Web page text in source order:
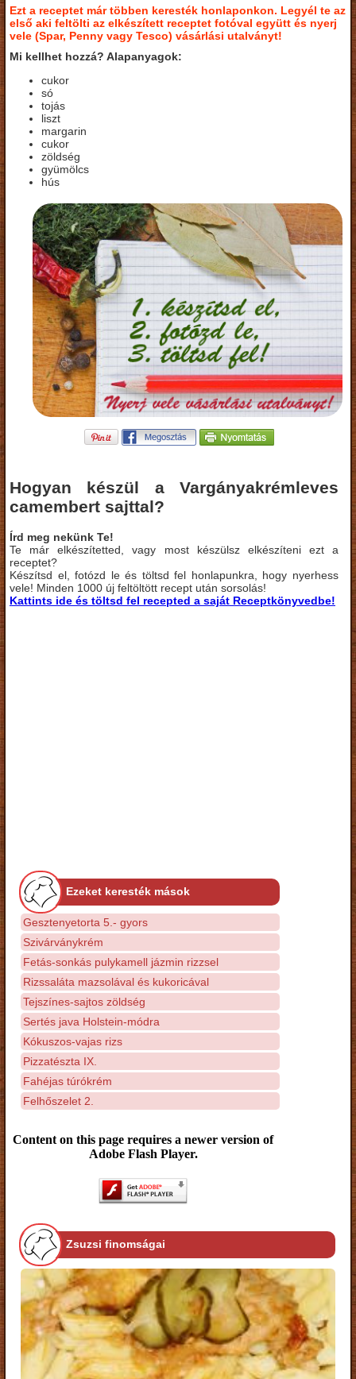
Ezt a receptet már többen keresték honlaponkon. Legyél te az
első aki feltölti az elkészített receptet fotóval együtt és nyerj
vele (Spar, Penny vagy Tesco) vásárlási utalványt!
Mi kellhet hozzá? Alapanyagok:
cukor
só
tojás
liszt
margarin
cukor
zöldség
gyümölcs
hús
Hogyan készül a Vargányakrémleves
camembert sajttal?
Írd meg nekünk Te!
Te már elkészítetted, vagy most készülsz elkészíteni ezt a
receptet?
Készítsd el, fotózd le és töltsd fel honlapunkra, hogy nyerhess
vele! Minden 1000 új feltöltött recept után sorsolás!
Kattints ide és töltsd fel recepted a saját Receptkönyvedbe!
Ezeket keresték mások
Gesztenyetorta 5.- gyors
Szivárványkrém
Fetás-sonkás pulykamell jázmin rizzsel
Rizssaláta mazsolával és kukoricával
Tejszínes-sajtos zöldség
Sertés java Holstein-módra
Kókuszos-vajas rizs
Pizzatészta IX.
Fahéjas túrókrém
Felhőszelet 2.
Content on this page requires a newer version of
Adobe Flash Player.
Zsuzsi finomságai